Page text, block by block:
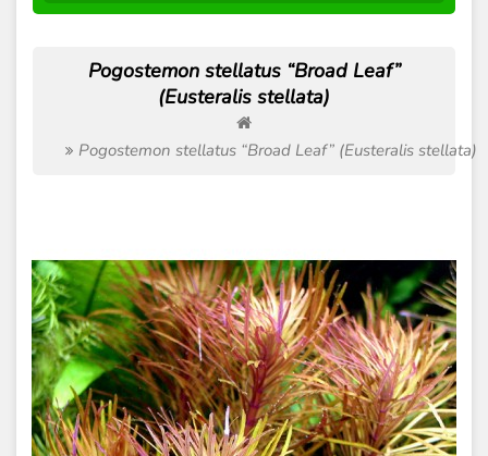
Pogostemon stellatus “Broad Leaf”
(Eusteralis stellata)
Pogostemon stellatus “Broad Leaf” (Eusteralis stellata)